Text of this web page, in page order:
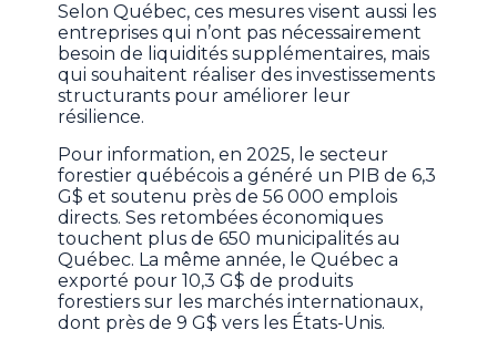
Selon Québec, ces mesures visent aussi les
entreprises qui n’ont pas nécessairement
besoin de liquidités supplémentaires, mais
qui souhaitent réaliser des investissements
structurants pour améliorer leur
résilience.
Pour information, en 2025, le secteur
forestier québécois a généré un PIB de 6,3
G$ et soutenu près de 56 000 emplois
directs. Ses retombées économiques
touchent plus de 650 municipalités au
Québec. La même année, le Québec a
exporté pour 10,3 G$ de produits
forestiers sur les marchés internationaux,
dont près de 9 G$ vers les États-Unis.